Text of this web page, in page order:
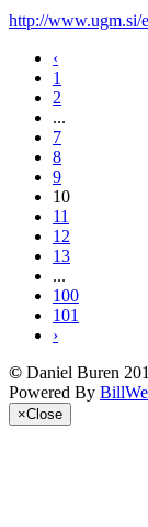
http://www.ugm.si/
‹
1
2
...
7
8
9
10
11
12
13
...
100
101
›
© Daniel Buren
Powered By
×Close